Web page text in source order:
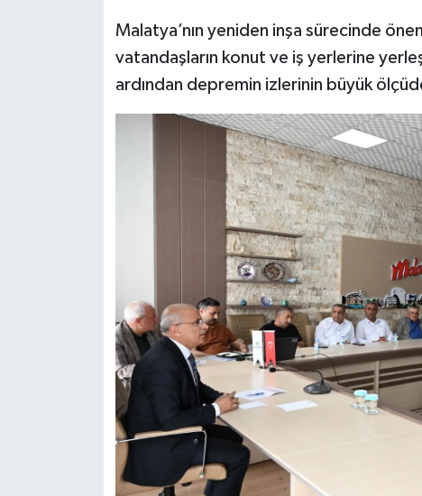
Malatya’nın yeniden inşa sürecinde
vatandaşların konut ve iş yerlerine
ardından depremin izlerinin büyük